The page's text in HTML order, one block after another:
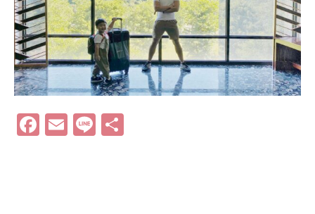
Facebook
Email
Line